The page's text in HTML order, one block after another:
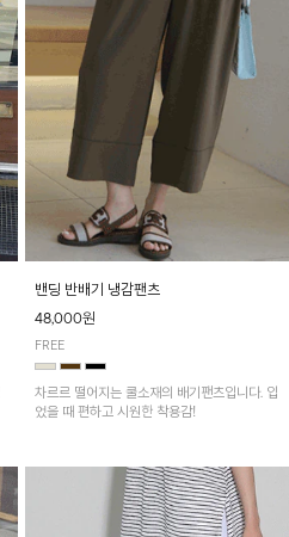
밴딩 반배기 냉감팬츠
48,000원
FREE
차르르 떨어지는 쿨소재의 배기팬츠입니다. 입
었을 때 편하고 시원한 착용감!